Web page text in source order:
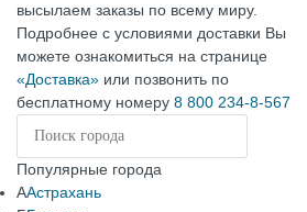
высылаем заказы по всему миру.
Подробнее с условиями доставки Вы
можете ознакомиться на странице
«Доставка» или позвонить по
бесплатному номеру 8 800 234-8-567
Популярные города
ААстрахань